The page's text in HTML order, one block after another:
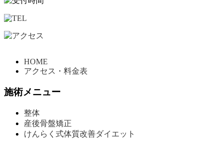
HOME
アクセス・料金表
施術メニュー
整体
産後骨盤矯正
けんらく式体質改善ダイエット